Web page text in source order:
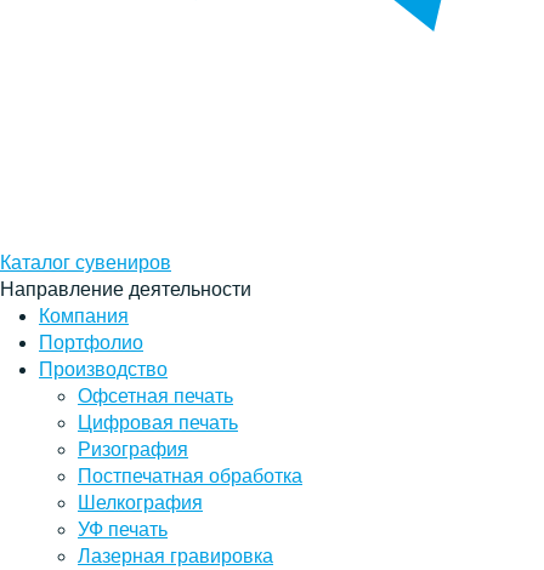
Каталог сувениров
Направление деятельности
Компания
Портфолио
Производство
Офсетная печать
Цифровая печать
Ризография
Постпечатная обработка
Шелкография
УФ печать
Лазерная гравировка